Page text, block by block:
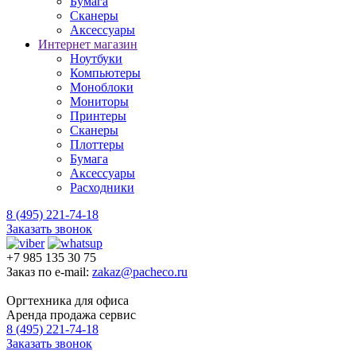
Сканеры
Аксессуары
Интернет магазин
Ноутбуки
Компьютеры
Моноблоки
Мониторы
Принтеры
Сканеры
Плоттеры
Бумага
Аксессуары
Расходники
8 (495) 221-74-18
Заказать звонок
+7 985 135 30 75
Заказ по e-mail: zakaz@pacheco.ru
Оргтехника для офиса
Аренда продажа сервис
8 (495) 221-74-18
Заказать звонок